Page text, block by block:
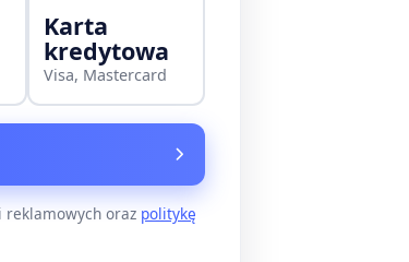
Karta
kredytowa
Visa, Mastercard
reklamowych oraz politykę